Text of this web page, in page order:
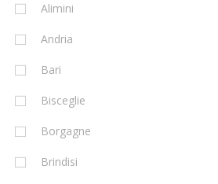
Alimini
Andria
Bari
Bisceglie
Borgagne
Brindisi